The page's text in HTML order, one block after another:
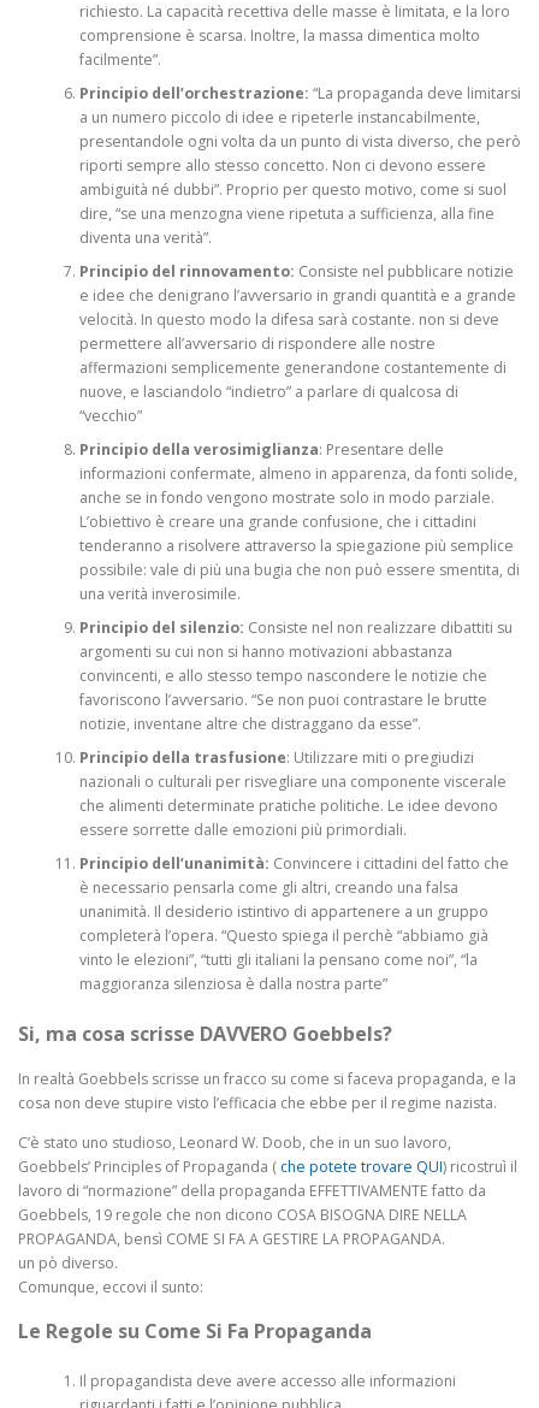
richiesto. La capacità recettiva delle masse è limitata, e la loro
comprensione è scarsa. Inoltre, la massa dimentica molto
facilmente”.
Principio dell’orchestrazione: “La propaganda deve limitarsi
a un numero piccolo di idee e ripeterle instancabilmente,
presentandole ogni volta da un punto di vista diverso, che però
riporti sempre allo stesso concetto. Non ci devono essere
ambiguità né dubbi”. Proprio per questo motivo, come si suol
dire, “se una menzogna viene ripetuta a sufficienza, alla fine
diventa una verità”.
Principio del rinnovamento: Consiste nel pubblicare notizie
e idee che denigrano l’avversario in grandi quantità e a grande
velocità. In questo modo la difesa sarà costante. non si deve
permettere all’avversario di rispondere alle nostre
affermazioni semplicemente generandone costantemente di
nuove, e lasciandolo “indietro” a parlare di qualcosa di
“vecchio”
Principio della verosimiglianza: Presentare delle
informazioni confermate, almeno in apparenza, da fonti solide,
anche se in fondo vengono mostrate solo in modo parziale.
L’obiettivo è creare una grande confusione, che i cittadini
tenderanno a risolvere attraverso la spiegazione più semplice
possibile: vale di più una bugia che non può essere smentita, di
una verità inverosimile.
Principio del silenzio: Consiste nel non realizzare dibattiti su
argomenti su cui non si hanno motivazioni abbastanza
convincenti, e allo stesso tempo nascondere le notizie che
favoriscono l’avversario. “Se non puoi contrastare le brutte
notizie, inventane altre che distraggano da esse”.
Principio della trasfusione: Utilizzare miti o pregiudizi
nazionali o culturali per risvegliare una componente viscerale
che alimenti determinate pratiche politiche. Le idee devono
essere sorrette dalle emozioni più primordiali.
Principio dell’unanimità: Convincere i cittadini del fatto che
è necessario pensarla come gli altri, creando una falsa
unanimità. Il desiderio istintivo di appartenere a un gruppo
completerà l’opera. “Questo spiega il perchè “abbiamo già
vinto le elezioni”, “tutti gli italiani la pensano come noi”, “la
maggioranza silenziosa è dalla nostra parte”
Si, ma cosa scrisse DAVVERO Goebbels?
In realtà Goebbels scrisse un fracco su come si faceva propaganda, e la
cosa non deve stupire visto l’efficacia che ebbe per il regime nazista.
C’è stato uno studioso, Leonard W. Doob, che in un suo lavoro,
Goebbels’ Principles of Propaganda ( che potete trovare QUI) ricostruì il
lavoro di “normazione” della propaganda EFFETTIVAMENTE fatto da
Goebbels, 19 regole che non dicono COSA BISOGNA DIRE NELLA
PROPAGANDA, bensì COME SI FA A GESTIRE LA PROPAGANDA.
un pò diverso.
Comunque, eccovi il sunto:
Le Regole su Come Si Fa Propaganda
Il propagandista deve avere accesso alle informazioni